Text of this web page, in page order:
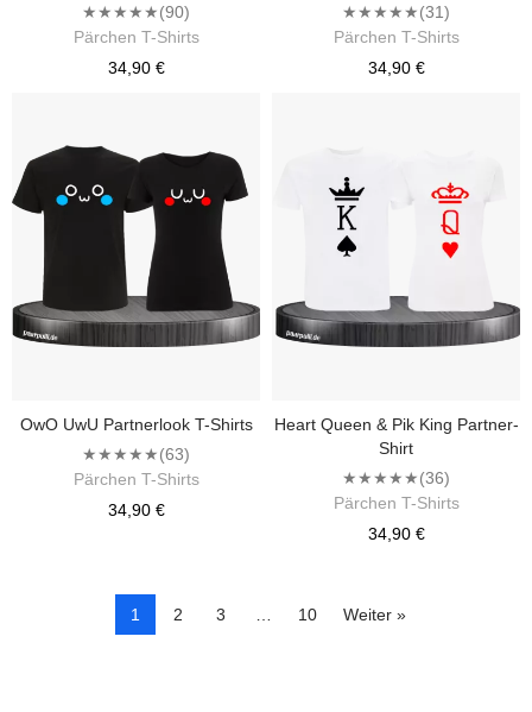
★★★★★(90)
Pärchen T-Shirts
34,90 €
★★★★★(31)
Pärchen T-Shirts
34,90 €
OwO UwU Partnerlook T-Shirts
★★★★★(63)
Pärchen T-Shirts
34,90 €
Heart Queen & Pik King Partner-
Shirt
★★★★★(36)
Pärchen T-Shirts
34,90 €
1 2 3 … 10 Weiter »